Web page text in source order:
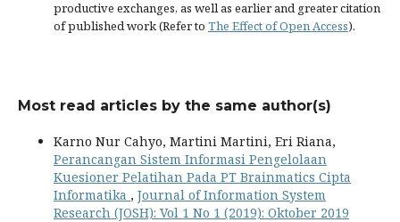
productive exchanges, as well as earlier and greater citation
of published work (Refer to The Effect of Open Access).
Most read articles by the same author(s)
Karno Nur Cahyo, Martini Martini, Eri Riana,
Perancangan Sistem Informasi Pengelolaan
Kuesioner Pelatihan Pada PT Brainmatics Cipta
Informatika , Journal of Information System
Research (JOSH): Vol 1 No 1 (2019): Oktober 2019